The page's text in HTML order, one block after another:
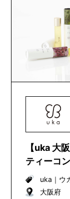
【uka 大
ティーコ
uka ｜ ウ
大阪府